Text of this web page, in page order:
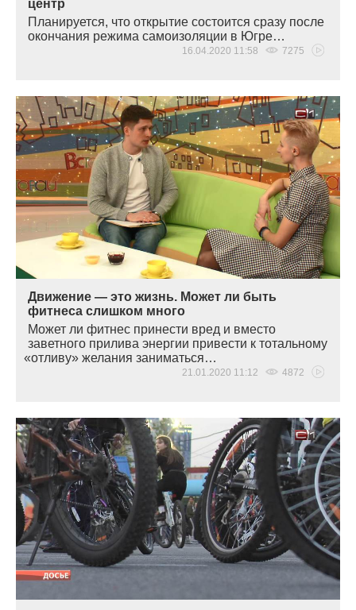
центр
Планируется, что открытие состоится сразу после
окончания режима самоизоляции в Югре…
16.04.2020 11:58 7275
Движение — это жизнь. Может ли быть
фитнеса слишком много
Может ли фитнес принести вред и вместо
заветного прилива энергии привести к тотальному
«отливу» желания заниматься…
21.01.2020 11:12 4872